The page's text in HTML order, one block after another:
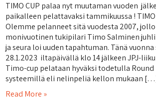
TIMO CUP palaa nyt muutaman vuoden
paikalleen pelattavaksi tammikuussa !
Olemme pelanneet sitä vuodesta 2007,
monivuotinen tukipilari Timo Salminen
ja seura loi uuden tapahtuman. Tänä
28.1.2023 iltapäivällä klo 14 jälkeen JPJ-
Timo-cup pelataan hyväksi todetulla Round
systeemillä eli nelinpeliä kellon mukaan
Read More »